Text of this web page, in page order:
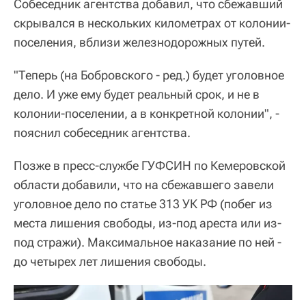
Собеседник агентства добавил, что сбежавший
скрывался в нескольких километрах от колонии-
поселения, вблизи железнодорожных путей.
"Теперь (на Бобровского - ред.) будет уголовное
дело. И уже ему будет реальный срок, и не в
колонии-поселении, а в конкретной колонии", -
пояснил собеседник агентства.
Позже в пресс-службе ГУФСИН по Кемеровской
области добавили, что на сбежавшего завели
уголовное дело по статье 313 УК РФ (побег из
места лишения свободы, из-под ареста или из-
под стражи). Максимальное наказание по ней -
до четырех лет лишения свободы.